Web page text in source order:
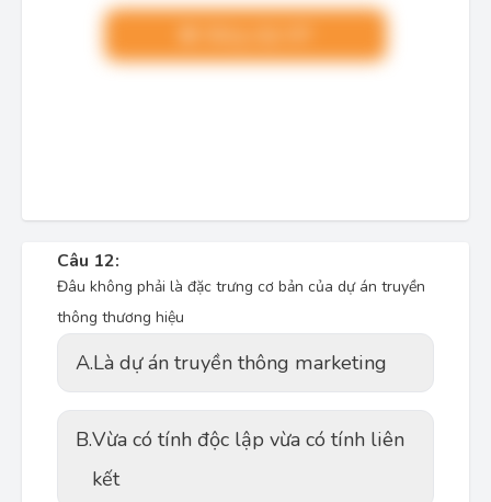
Câu 12:
Đâu không phải là đặc trưng cơ bản của dự án truyền
thông thương hiệu
A.Là dự án truyền thông marketing
B.Vừa có tính độc lập vừa có tính liên
kết